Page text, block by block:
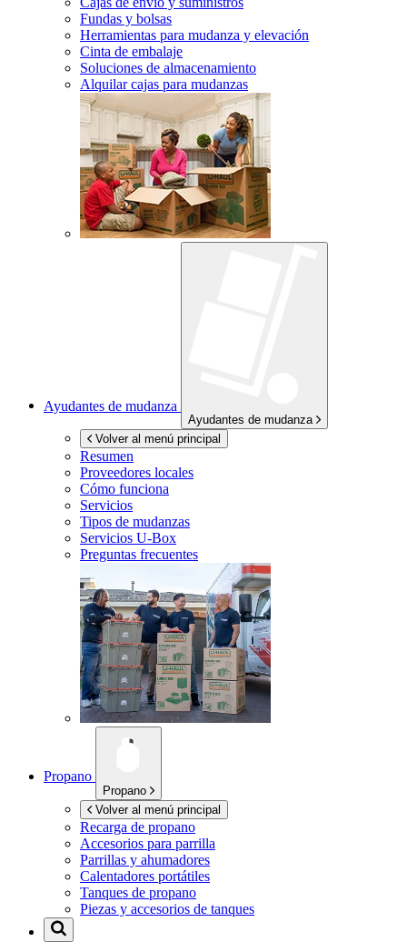
Fundas y bolsas
Herramientas para mudanza y elevación
Cinta de embalaje
Soluciones de almacenamiento
Alquilar cajas para mudanzas
Ayudantes de mudanza
Ayudantes de mudanza
Volver al menú principal
Resumen
Proveedores locales
Cómo funciona
Servicios
Tipos de mudanzas
Servicios U-Box
Preguntas frecuentes
Propano
Propano
Volver al menú principal
Recarga de propano
Accesorios para parrilla
Parrillas y ahumadores
Calentadores portátiles
Tanques de propano
Piezas y accesorios de tanques